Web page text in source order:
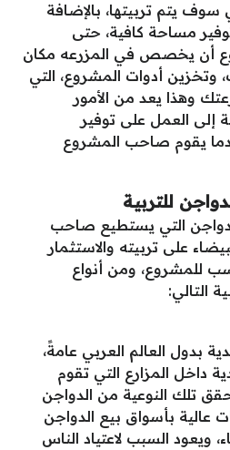
سوف يتم تربيتها، بالإضافة
مساحة كافية، حتى
أن يخصص في المزرعه مكان
أدوات المشروع، التي
وهذا يعد من الأمور
إلى العمل على توفير
يقوم صاحب المشروع
للتربية
التي يستطيع صاحب
على تربيته والاستثمار
للمشروع، ومن أنواع
التالي:
بدول العالم العربي عامةً،
داخل المزارع التي تقوم
تلك النوعية من الدواجن
بأسواق بيع الدواجن
ويعود السبب لاعتياد الناس